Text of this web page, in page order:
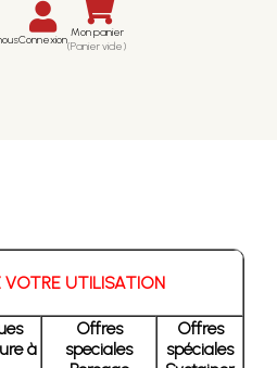
Connexion Mon panier
(Panier vide)
UTILISATION
à
Offres
speciales
Offres
spéciales